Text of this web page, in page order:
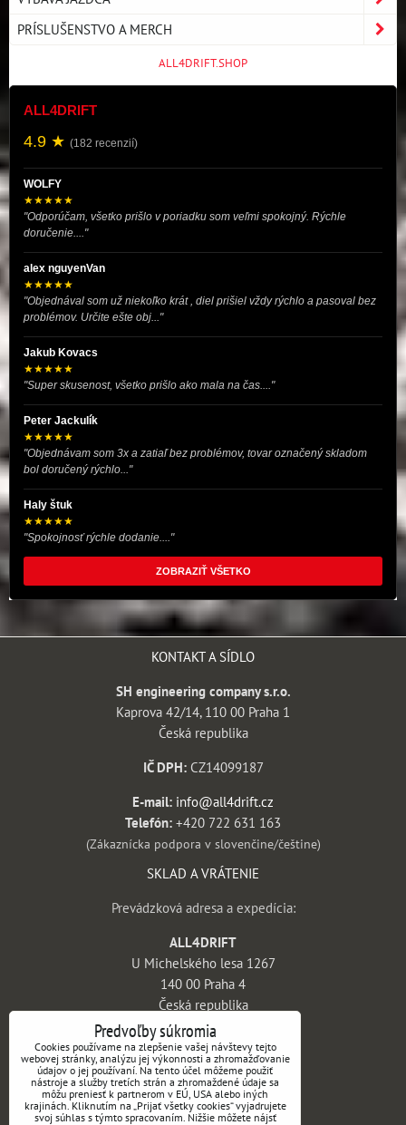
PRÍSLUŠENSTVO A MERCH
ALL4DRIFT.SHOP
ALL4DRIFT
4.9 ★ (182 recenzií)
WOLFY
★★★★★
"Odporúčam, všetko prišlo v poriadku som veľmi spokojný. Rýchle
doručenie...."
alex nguyenVan
★★★★★
"Objednával som už niekoľko krát , diel prišiel vždy rýchlo a pasoval bez
problémov. Určite ešte obj..."
Jakub Kovacs
★★★★★
"Super skusenost, všetko prišlo ako mala na čas...."
Peter Jackulík
★★★★★
"Objednávam som 3x a zatiaľ bez problémov, tovar označený skladom
bol doručený rýchlo..."
Haly štuk
★★★★★
"Spokojnosť rýchle dodanie...."
ZOBRAZIŤ VŠETKO
KONTAKT A SÍDLO
SH engineering company s.r.o.
Kaprova 42/14, 110 00 Praha 1
Česká republika
IČ DPH:CZ14099187
E-mail: info@all4drift.cz
Telefón: +420 722 631 163
(Zákaznícka podpora v slovenčine/češtine)
SKLAD A VRÁTENIE
Prevádzková adresa a expedícia:
ALL4DRIFT
U Michelského lesa 1267
140 00 Praha 4
Česká republika
INFORMÁCIE
Obchodné podmienky
Vrátenie tovaru a reklamácie
Predvoľby súkromia
Cookies používame na zlepšenie vašej návštevy tejto
webovej stránky, analýzu jej výkonnosti a zhromažďovanie
údajov o jej používaní. Na tento účel môžeme použiť
nástroje a služby tretích strán a zhromaždené údaje sa
môžu preniesť k partnerom v EÚ, USA alebo iných
krajinách. Kliknutím na „Prijať všetky cookies“ vyjadrujete
svoj súhlas s týmto spracovaním. Nižšie môžete nájsť